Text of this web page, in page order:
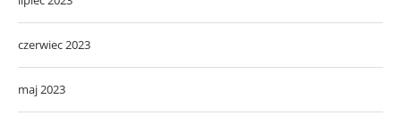
czerwiec 2023
maj 2023